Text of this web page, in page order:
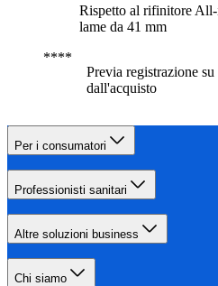
Rispetto al rifinitore
lame da 41 mm
Previa registrazione
dall'acquisto
Per i consumatori
Professionisti sanitari
Altre soluzioni business
Chi siamo